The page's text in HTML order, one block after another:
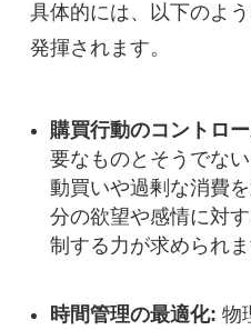
具体的には、以下のよ
発揮されます。
購買行動のコントロ
要なものとそうでな
動買いや過剰な消費
分の欲望や感情に対
制する力が求められま
時間管理の最適化: 物